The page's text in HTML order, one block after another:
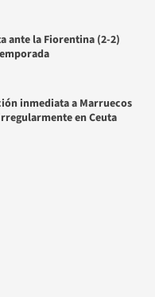
ante la Fiorentina (2-2)
inmediata a Marruecos
en Ceuta